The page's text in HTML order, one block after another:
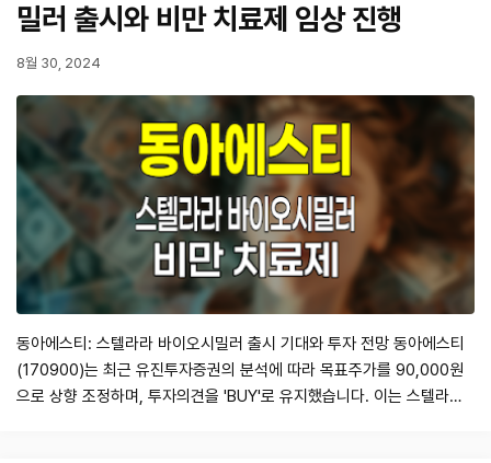
밀러 출시와 비만 치료제 임상 진행
8월 30, 2024
동아에스티: 스텔라라 바이오시밀러 출시 기대와 투자 전망 동아에스티
(170900)는 최근 유진투자증권의 분석에 따라 목표주가를 90,000원
으로 상향 조정하며, 투자의견을 'BUY'로 유지했습니다. 이는 스텔라라